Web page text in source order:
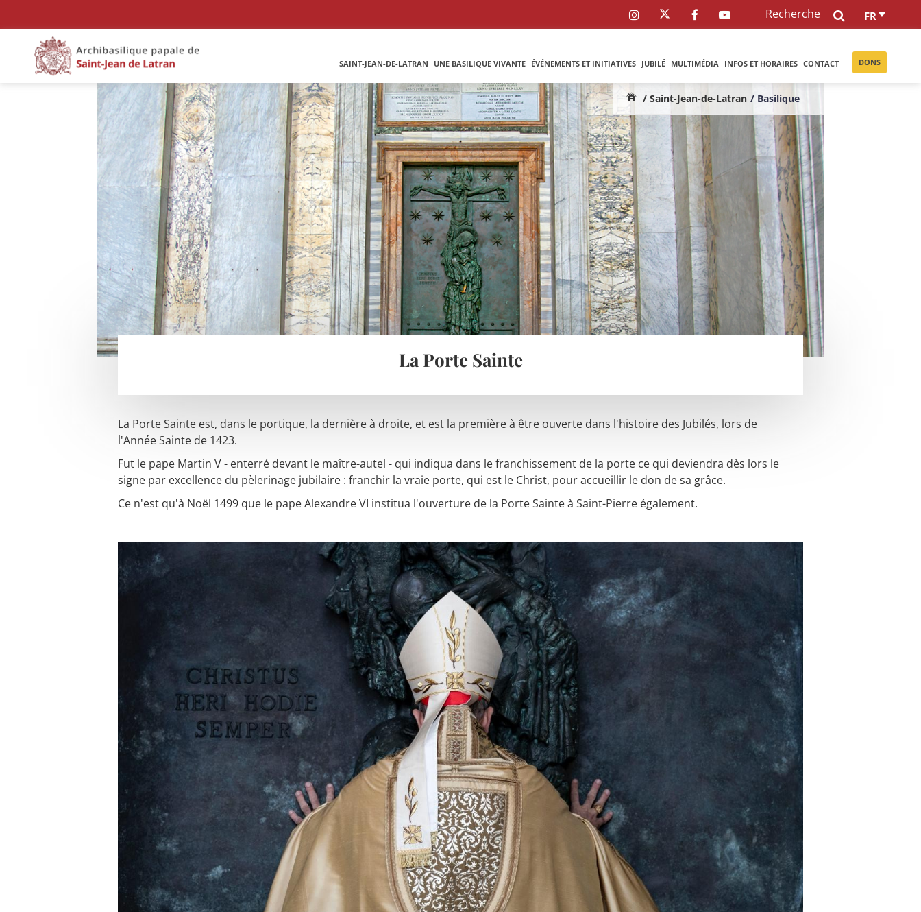
FR
Recherche
SAINT-JEAN-DE-LATRAN UNE BASILIQUE VIVANTE ÉVÉNEMENTS ET INITIATIVES JUBILÉ MULTIMÉDIA INFOS ET HORAIRES CONTACT DONS
/ Saint-Jean-de-Latran / Basilique
La Porte Sainte
La Porte Sainte est, dans le portique, la dernière à droite, et est la première à être ouverte dans l'histoire des Jubilés, lors de
l'Année Sainte de 1423.
Fut le pape Martin V - enterré devant le maître-autel - qui indiqua dans le franchissement de la porte ce qui deviendra dès lors le
signe par excellence du pèlerinage jubilaire : franchir la vraie porte, qui est le Christ, pour accueillir le don de sa grâce.
Ce n'est qu'à Noël 1499 que le pape Alexandre VI institua l'ouverture de la Porte Sainte à Saint-Pierre également.